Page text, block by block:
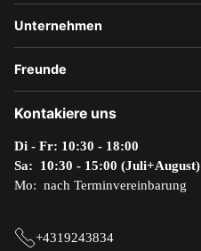
Unternehmen
Freunde
Kontakiere uns
Di - Fr: 10:30 - 18:00
Sa: 10:30 - 15:00 (Juli+August)
Mo: nach Terminvereinbarung
+4319243834